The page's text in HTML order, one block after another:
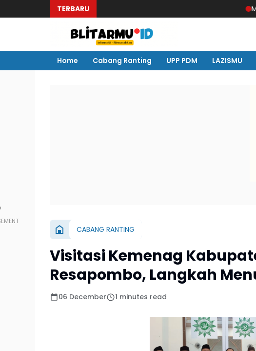
TERBARU Musycab
Home Cabang Ranting UPP PDM LAZISMU
CABANG RANTING
Visitasi Kemenag
Resapombo, Langkah
06 December 1 minutes read